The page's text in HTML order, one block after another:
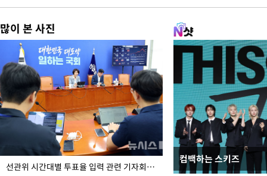
많이 본 사진
선관위 시간대별 투표율 입력 관련 기자회견하는 주진우 의원
컴백하는 스키즈
이번주 국회에는 무